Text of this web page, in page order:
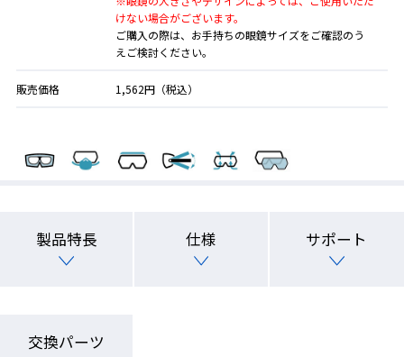
けない場合がございます。
ご購入の際は、お手持ちの眼鏡サイズをご確認のう
えご検討ください。
販売価格 1,562円（税込）
製品特長 仕様 サポート
交換パーツ